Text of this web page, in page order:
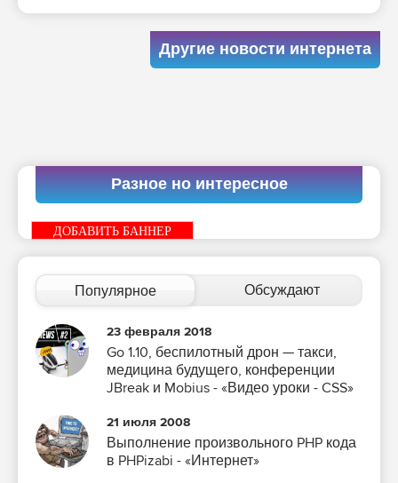
Другие новости интернета
Разное но интересное
ДОБАВИТЬ БАННЕР
Популярное Обсуждают
23 февраля 2018
Go 1.10, беспилотный дрон — такси,
медицина будущего, конференции
JBreak и Mobius - «Видео уроки - CSS»
21 июля 2008
Выполнение произвольного PHP кода
в PHPizabi - «Интернет»